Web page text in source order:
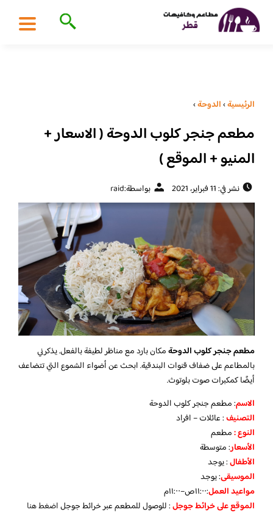
الرئيسية›الدوحة›
مطعم جنجر كلوب الدوحة ( الاسعار +
المنيو + الموقع )
نشر في: 11 فبراير، 2021 بواسطة:raid
مطعم جنجر كلوب الدوحةمكان بارد مع مناظر لطيفة بالفعل. يذكرني
بالمطاعم على ضفاف قنوات البندقية. ابحث عن أضواء الشموع التي تتضاعف
أيضًا كمكبرات صوت بلوتوث.
الاسم: مطعم جنجر كلوب الدوحة
التصنيف: عائلات – افراد
النوع :مطعم
الأسعار:متوسطة
الأطفال:يوجد
الموسيقى:يوجد
مواعيد العمل:١١:٠٠ص–١١:٠٠م
الموقع على خرائط جوجل: للوصول للمطعم عبر خرائط جوجلاضغط هنا